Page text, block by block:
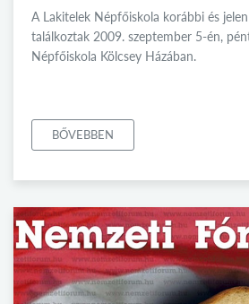
A Lakitelek Népfőiskola korábbi és
találkoztak 2009. szeptember 5-én,
Népfőiskola Kölcsey Házában.
BŐVEBBEN